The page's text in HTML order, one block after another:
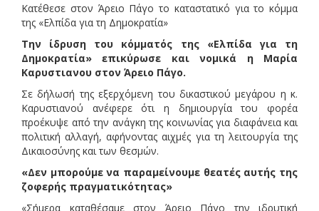
Κατέθεσε στον Άρειο Πάγο το καταστατικό για το κόμμα
της «Ελπίδα για τη Δημοκρατία»
Την ίδρυση του κόμματός της «Ελπίδα για τη
Δημοκρατία» επικύρωσε και νομικά η Μαρία
Καρυστιανου στον Άρειο Πάγο.
Σε δήλωσή της εξερχόμενη του δικαστικού μεγάρου η κ.
Καρυστιανού ανέφερε ότι η δημιουργία του φορέα
προέκυψε από την ανάγκη της κοινωνίας για διαφάνεια και
πολιτική αλλαγή, αφήνοντας αιχμές για τη λειτουργία της
Δικαιοσύνης και των θεσμών.
«Δεν μπορούμε να παραμείνουμε θεατές αυτής της
ζοφερής πραγματικότητας»
«Σήμερα καταθέσαμε στον Άρειο Πάγο την ιδρυτική